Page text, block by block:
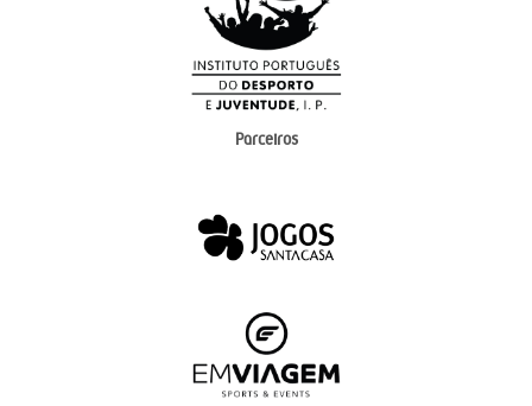
Parceiros